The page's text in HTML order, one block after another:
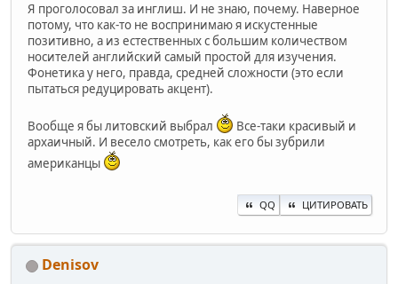
Я проголосовал за инглиш. И не знаю, почему. Наверное
потому, что как-то не воспринимаю я искустенные
позитивно, а из естественных с большим количеством
носителей английский самый простой для изучения.
Фонетика у него, правда, средней сложности (это если
пытаться редуцировать акцент).
Вообще я бы литовский выбрал
Все-таки красивый и
архаичный. И весело смотреть, как его бы зубрили
американцы
QQ ЦИТИРОВАТЬ
Denisov